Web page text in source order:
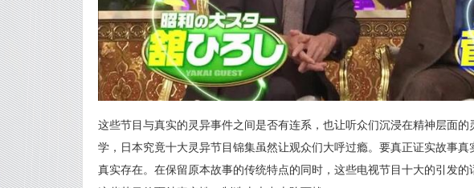
这些节目与真实的灵异事件之间是否有连系，也让听众们沉浸在精神层面
学，日本究竟十大灵异节目锦集虽然让观众们大呼过瘾。要真正证实故事
真实存在。在保留原本故事的传统特点的同时，这些电视节目十大的引发的